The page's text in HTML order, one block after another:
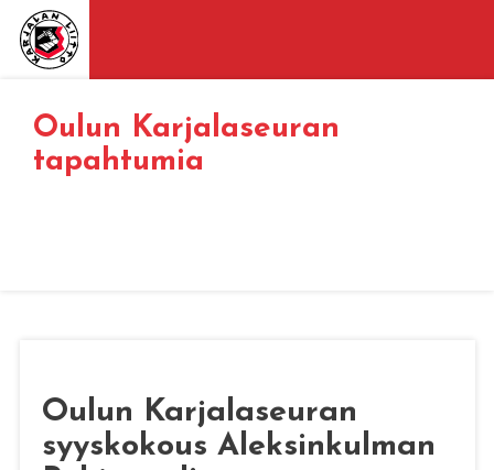
Oulun Karjalaseuran
tapahtumia
Oulun Karjalaseuran
syyskokous Aleksinkulman